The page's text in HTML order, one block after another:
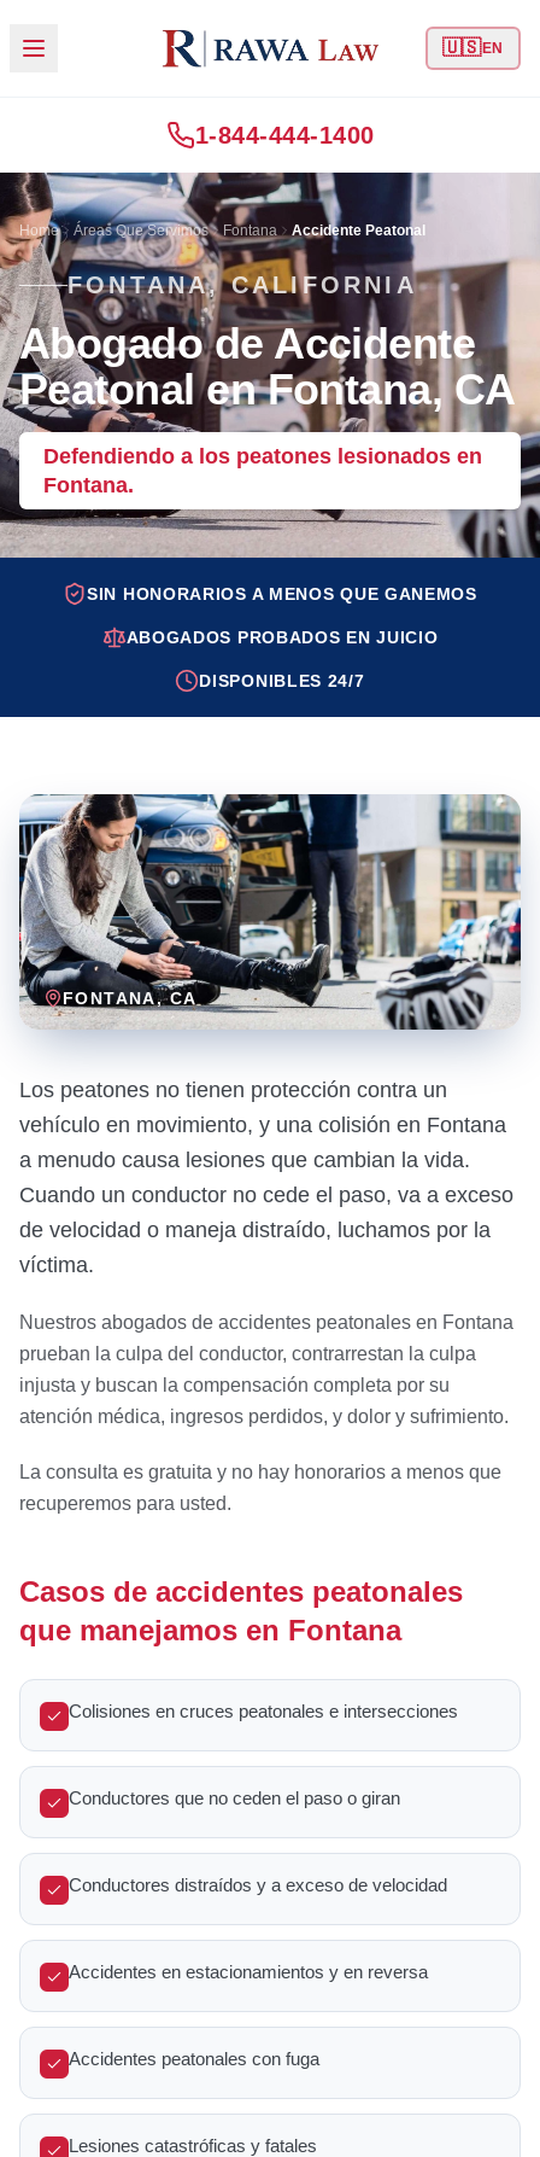
🇺🇸EN
1-844-444-1400
Home Áreas Que Servimos Fontana Accidente Peatonal
FONTANA, CALIFORNIA
Abogado de Accidente
Peatonal en Fontana, CA
Defendiendo a los peatones lesionados en
Fontana.
SIN HONORARIOS A MENOS QUE GANEMOS
ABOGADOS PROBADOS EN JUICIO
DISPONIBLES 24/7
FONTANA, CA
Los peatones no tienen protección contra un
vehículo en movimiento, y una colisión en Fontana
a menudo causa lesiones que cambian la vida.
Cuando un conductor no cede el paso, va a exceso
de velocidad o maneja distraído, luchamos por la
víctima.
Nuestros abogados de accidentes peatonales en Fontana
prueban la culpa del conductor, contrarrestan la culpa
injusta y buscan la compensación completa por su
atención médica, ingresos perdidos, y dolor y sufrimiento.
La consulta es gratuita y no hay honorarios a menos que
recuperemos para usted.
Casos de accidentes peatonales
que manejamos en Fontana
Colisiones en cruces peatonales e intersecciones
Conductores que no ceden el paso o giran
Conductores distraídos y a exceso de velocidad
Accidentes en estacionamientos y en reversa
Accidentes peatonales con fuga
Lesiones catastróficas y fatales